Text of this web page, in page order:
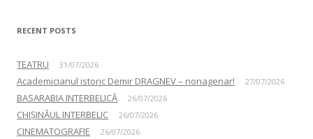
RECENT POSTS
TEATRU 31/07/2026
Academicianul istoric Demir DRAGNEV – nonagenar! 27/07/2026
BASARABIA INTERBELICĂ 26/07/2026
CHIȘINĂUL INTERBELIC 26/07/2026
CINEMATOGRAFIE 26/07/2026